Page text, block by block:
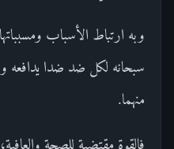
وبه ارتباط الأسباب
سبحانه لكل ضد ضدا يدافعه
منهما.
فالقوة مقتضية للصحة